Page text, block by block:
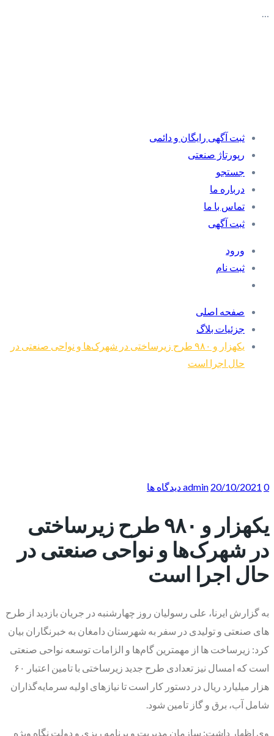
…
ثبت آگهی رایگان و دائمی
رپورتاژ صنعتی
جستجو
درباره ما
تماس با ما
ثبت آگهی
ورود
ثبت نام
صفحه اصلی
جزئیات بلاگ
یکهزار و ۹۸۰ طرح زیرساختی در شهرک‌ها و نواحی صنعتی در
حال اجرا است
admin 20/10/2021 0 دیدگاه ها
یکهزار و ۹۸۰ طرح زیرساختی
در شهرک‌ها و نواحی صنعتی در
حال اجرا است
به گزارش ایرنا، علی رسولیان روز چهارشنبه در جریان بازدید از طرح
های صنعتی و تولیدی در سفر به شهرستان دامغان به خبرنگاران بیان
کرد: زیرساخت ها از مهمترین گام‌ها و الزامات توسعه نواحی صنعتی
است که امسال نیز تعدادی طرح جدید زیرساختی با تامین اعتبار ۶۰
هزار میلیارد ریال در دستور کار است تا نیازهای اولیه سرمایه‌گذاران
شامل آب، برق و گاز تامین شود.
وی اظهار داشت: سازمان مدیریت و برنامه ریزی و دولت نگاه ویژه